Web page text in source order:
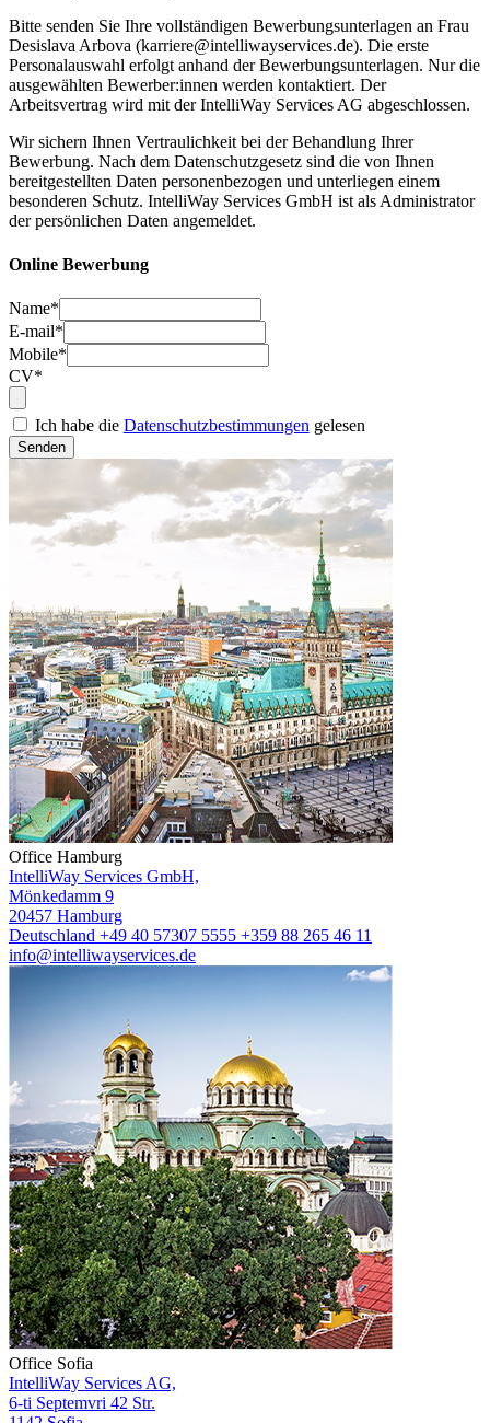
Bitte senden Sie Ihre vollständigen Bewerbungsunterlagen an Frau
Desislava Arbova (karriere@intelliwayservices.de). Die erste
Personalauswahl erfolgt anhand der Bewerbungsunterlagen. Nur die
ausgewählten Bewerber:innen werden kontaktiert. Der
Arbeitsvertrag wird mit der IntelliWay Services AG abgeschlossen.
Wir sichern Ihnen Vertraulichkeit bei der Behandlung Ihrer
Bewerbung. Nach dem Datenschutzgesetz sind die von Ihnen
bereitgestellten Daten personenbezogen und unterliegen einem
besonderen Schutz. IntelliWay Services GmbH ist als Administrator
der persönlichen Daten angemeldet.
Online Bewerbung
Name*
E-mail*
Mobile*
CV*
Ich habe die Datenschutzbestimmungen gelesen
Senden
Office Hamburg
IntelliWay Services GmbH,
Mönkedamm 9
20457 Hamburg
Deutschland +49 40 57307 5555 +359 88 265 46 11
info@intelliwayservices.de
Office Sofia
IntelliWay Services AG,
6-ti Septemvri 42 Str.